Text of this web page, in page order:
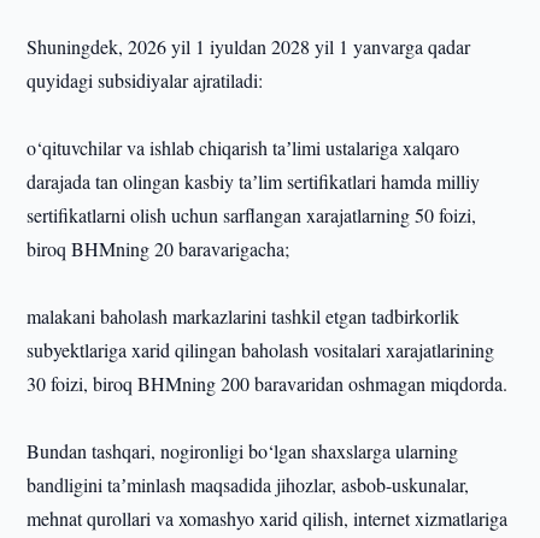
Shuningdek, 2026 yil 1 iyuldan 2028 yil 1 yanvarga qadar
quyidagi subsidiyalar ajratiladi:
o‘qituvchilar va ishlab chiqarish taʼlimi ustalariga xalqaro
darajada tan olingan kasbiy taʼlim sertifikatlari hamda milliy
sertifikatlarni olish uchun sarflangan xarajatlarning 50 foizi,
biroq BHMning 20 baravarigacha;
malakani baholash markazlarini tashkil etgan tadbirkorlik
subyektlariga xarid qilingan baholash vositalari xarajatlarining
30 foizi, biroq BHMning 200 baravaridan oshmagan miqdorda.
Bundan tashqari, nogironligi bo‘lgan shaxslarga ularning
bandligini taʼminlash maqsadida jihozlar, asbob-uskunalar,
mehnat qurollari va xomashyo xarid qilish, internet xizmatlariga